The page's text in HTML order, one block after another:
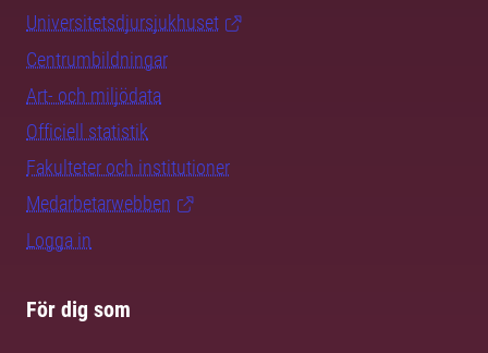
Universitetsdjursjukhuset
Centrumbildningar
Art- och miljödata
Officiell statistik
Fakulteter och institutioner
Medarbetarwebben
Logga in
För dig som